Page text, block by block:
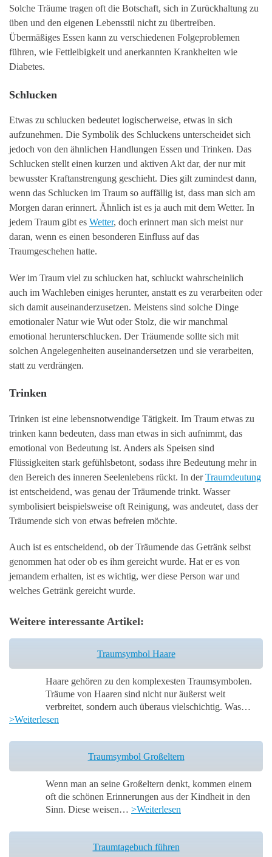
Solche Träume tragen oft die Botschaft, sich in Zurückhaltung zu
üben und den eigenen Lebensstil nicht zu übertreiben.
Übermäßiges Essen kann zu verschiedenen Folgeproblemen
führen, wie Fettleibigkeit und anerkannten Krankheiten wie
Diabetes.
Schlucken
Etwas zu schlucken bedeutet logischerweise, etwas in sich
aufzunehmen. Die Symbolik des Schluckens unterscheidet sich
jedoch von den ähnlichen Handlungen Essen und Trinken. Das
Schlucken stellt einen kurzen und aktiven Akt dar, der nur mit
bewusster Kraftanstrengung geschieht. Dies gilt zumindest dann,
wenn das Schlucken im Traum so auffällig ist, dass man sich am
Morgen daran erinnert. Ähnlich ist es ja auch mit dem Wetter. In
jedem Traum gibt es Wetter, doch erinnert man sich meist nur
daran, wenn es einen besonderen Einfluss auf das
Traumgeschehen hatte.
Wer im Traum viel zu schlucken hat, schluckt wahrscheinlich
auch im Wachleben einiges herunter, anstatt es zu verarbeiten oder
sich damit auseinanderzusetzen. Meistens sind solche Dinge
emotionaler Natur wie Wut oder Stolz, die wir manchmal
emotional herunterschlucken. Der Träumende sollte sich mit
solchen Angelegenheiten auseinandersetzen und sie verarbeiten,
statt zu verdrängen.
Trinken
Trinken ist eine lebensnotwendige Tätigkeit. Im Traum etwas zu
trinken kann bedeuten, dass man etwas in sich aufnimmt, das
emotional von Bedeutung ist. Anders als Speisen sind
Flüssigkeiten stark gefühlsbetont, sodass ihre Bedeutung mehr in
den Bereich des inneren Seelenlebens rückt. In derTraumdeutung
ist entscheidend, was genau der Träumende trinkt. Wasser
symbolisiert beispielsweise oft Reinigung, was andeutet, dass der
Träumende sich von etwas befreien möchte.
Auch ist es entscheidend, ob der Träumende das Getränk selbst
genommen hat oder ob es ihm gereicht wurde. Hat er es von
jemandem erhalten, ist es wichtig, wer diese Person war und
welches Getränk gereicht wurde.
Weitere interessante Artikel:
Traumsymbol Haare
Haare gehören zu den komplexesten Traumsymbolen.
Träume von Haaren sind nicht nur äußerst weit
verbreitet, sondern auch überaus vielschichtig. Was…
>Weiterlesen
Traumsymbol Großeltern
Wenn man an seine Großeltern denkt, kommen einem
oft die schönen Erinnerungen aus der Kindheit in den
Sinn. Diese weisen… >Weiterlesen
Traumtagebuch führen